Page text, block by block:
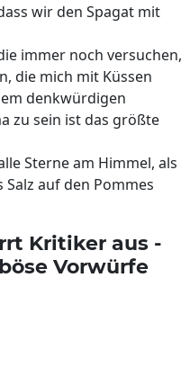
wir den Spagat mit
immer noch versuchen,
die mich mit Küssen
denkwürdigen
zu sein ist das größte
Sterne am Himmel, als
auf den Pommes
Kritiker aus -
Vorwürfe